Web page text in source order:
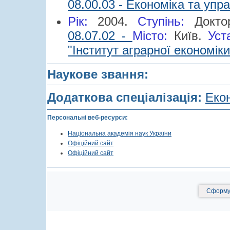
08.00.03 - Економіка та
Рік: 2004. Cтупінь:
08.07.02 - Місто: Київ.
"Інститут аграрної
Наукове звання:
Додаткова спеціалізація:
Персональні веб-ресурси:
Національна академія наук України
Офіційний сайт
Офіційний сайт